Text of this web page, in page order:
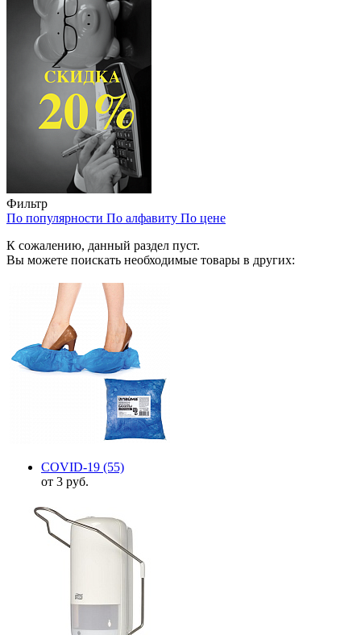
Фильтр
По популярности По алфавиту По цене
К сожалению, данный раздел пуст.
Вы можете поискать необходимые товары в других:
COVID-19 (55)
от 3 руб.